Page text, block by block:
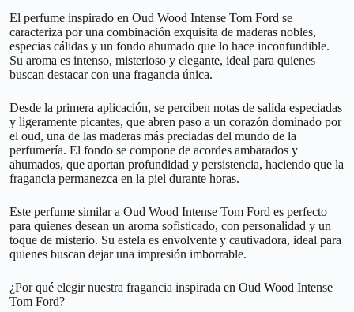
El perfume inspirado en Oud Wood Intense Tom Ford se
caracteriza por una combinación exquisita de maderas nobles,
especias cálidas y un fondo ahumado que lo hace inconfundible.
Su aroma es intenso, misterioso y elegante, ideal para quienes
buscan destacar con una fragancia única.
Desde la primera aplicación, se perciben notas de salida especiadas
y ligeramente picantes, que abren paso a un corazón dominado por
el oud, una de las maderas más preciadas del mundo de la
perfumería. El fondo se compone de acordes ambarados y
ahumados, que aportan profundidad y persistencia, haciendo que la
fragancia permanezca en la piel durante horas.
Este perfume similar a Oud Wood Intense Tom Ford es perfecto
para quienes desean un aroma sofisticado, con personalidad y un
toque de misterio. Su estela es envolvente y cautivadora, ideal para
quienes buscan dejar una impresión imborrable.
¿Por qué elegir nuestra fragancia inspirada en Oud Wood Intense
Tom Ford?